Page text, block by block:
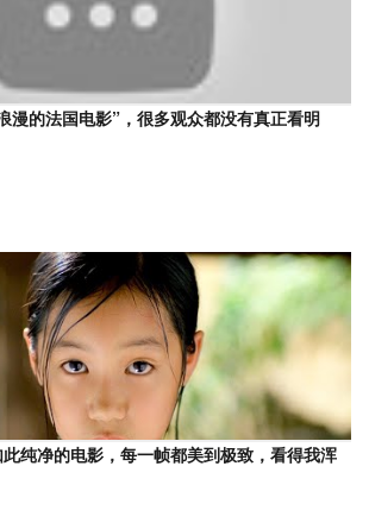
漫的法国电影”，很多观众都没有真正看明
此纯净的电影，每一帧都美到极致，看得我浑